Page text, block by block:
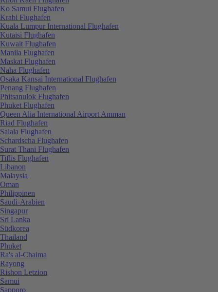
Ko Samui Flughafen
Krabi Flughafen
Kuala Lumpur International Flughafen
Kutaisi Flughafen
Kuwait Flughafen
Manila Flughafen
Maskat Flughafen
Naha Flughafen
Osaka Kansai International Flughafen
Penang Flughafen
Phitsanulok Flughafen
Phuket Flughafen
Queen Alia International Airport Amman
Riad Flughafen
Salala Flughafen
Schardscha Flughafen
Surat Thani Flughafen
Tiflis Flughafen
Libanon
Malaysia
Oman
Philippinen
Saudi-Arabien
Singapur
Sri Lanka
Südkorea
Thailand
Phuket
Ra's al-Chaima
Rayong
Rishon Letzion
Samui
Sapporo